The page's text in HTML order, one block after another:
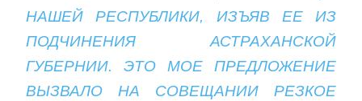
НАШЕЙ РЕСПУБЛИКИ, ИЗЪЯВ ЕЕ ИЗ
ПОДЧИНЕНИЯ АСТРАХАНСКОЙ
ГУБЕРНИИ. ЭТО МОЕ ПРЕДЛОЖЕНИЕ
ВЫЗВАЛО НА СОВЕЩАНИИ РЕЗКОЕ